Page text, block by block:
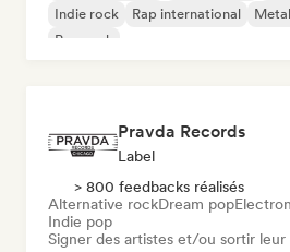
Indie rock
Rap international
Pop rock
Pravda Records
Label
> 800 feedbacks réalisés
Alternative rockDream pop
Indie pop
Signer des artistes et/ou sortir leur